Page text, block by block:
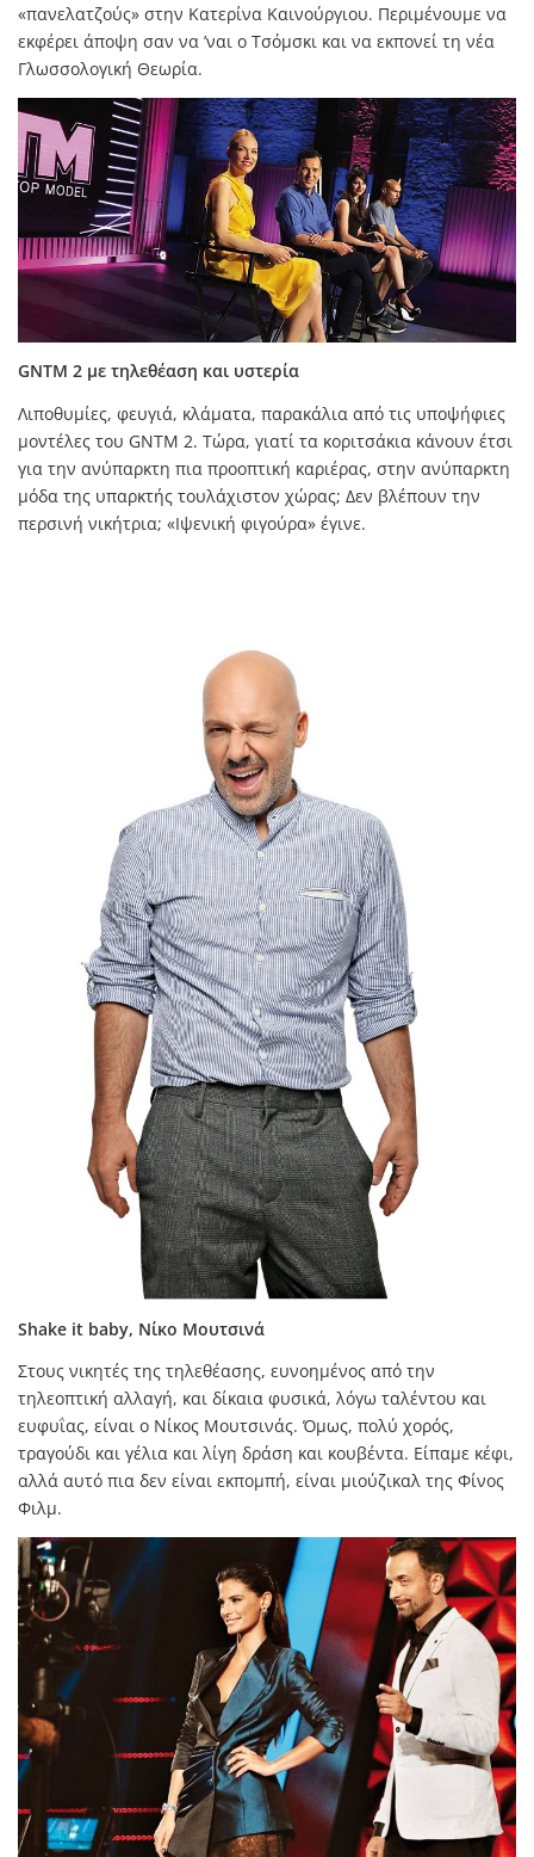
«πανελατζούς» στην Κατερίνα Καινούργιου. Περιμένουμε να
εκφέρει άποψη σαν να ’ναι ο Τσόμσκι και να εκπονεί τη νέα
Γλωσσολογική Θεωρία.
GNTM 2 με τηλεθέαση και υστερία
Λιποθυμίες, φευγιά, κλάματα, παρακάλια από τις υποψήφιες
μοντέλες του GNTM 2. Τώρα, γιατί τα κοριτσάκια κάνουν έτσι
για την ανύπαρκτη πια προοπτική καριέρας, στην ανύπαρκτη
μόδα της υπαρκτής τουλάχιστον χώρας; Δεν βλέπουν την
περσινή νικήτρια; «Ιψενική φιγούρα» έγινε.
Shake it baby, Νίκο Μουτσινά
Στους νικητές της τηλεθέασης, ευνοημένος από την
τηλεοπτική αλλαγή, και δίκαια φυσικά, λόγω ταλέντου και
ευφυΐας, είναι ο Νίκος Μουτσινάς. Όμως, πολύ χορός,
τραγούδι και γέλια και λίγη δράση και κουβέντα. Είπαμε κέφι,
αλλά αυτό πια δεν είναι εκπομπή, είναι μιούζικαλ της Φίνος
Φιλμ.